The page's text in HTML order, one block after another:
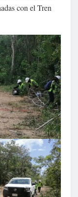
con el Tren